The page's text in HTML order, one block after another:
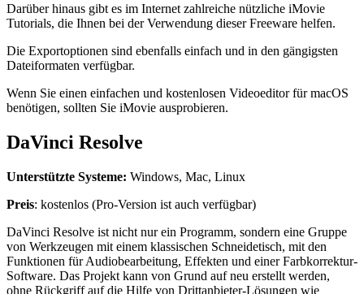
Darüber hinaus gibt es im Internet zahlreiche nützliche iMovie
Tutorials, die Ihnen bei der Verwendung dieser Freeware helfen.
Die Exportoptionen sind ebenfalls einfach und in den gängigsten
Dateiformaten verfügbar.
Wenn Sie einen einfachen und kostenlosen Videoeditor für macOS
benötigen, sollten Sie iMovie ausprobieren.
DaVinci Resolve
Unterstützte Systeme: Windows, Mac, Linux
Preis: kostenlos (Pro-Version ist auch verfügbar)
DaVinci Resolve ist nicht nur ein Programm, sondern eine Gruppe
von Werkzeugen mit einem klassischen Schneidetisch, mit den
Funktionen für Audiobearbeitung, Effekten und einer Farbkorrektur-
Software. Das Projekt kann von Grund auf neu erstellt werden,
ohne Rückgriff auf die Hilfe von Drittanbieter-Lösungen wie